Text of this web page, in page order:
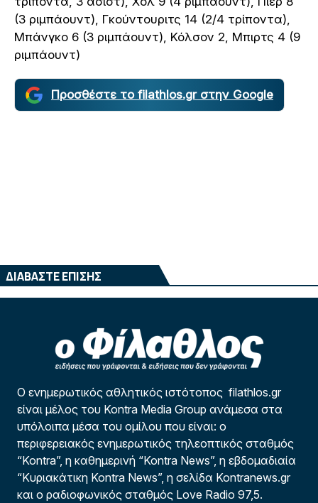
(3 ριμπάουντ), Γκούντουριτς 14 (2/4 τρίποντα),
Μπάνγκο 6 (3 ριμπάουντ), Κόλσον 2, Μπιρτς 4 (9
ριμπάουντ)
Προσθέστε το filathlos.gr στην Google
ΔΙΑΒΑΣΤΕ ΕΠΙΣΗΣ
Ο ενημερωτικός αθλητικός ιστότοπος filathlos.gr
είναι μέλος του Kontra Media Group ανάμεσα στα
υπόλοιπα μέσα του ομίλου που είναι: ο
περιφερειακός ενημερωτικός τηλεοπτικός σταθμός
“Kontra”, η καθημερινή “Kontra News”, η εβδομαδιαία
“Κυριακάτικη Kontra News”, η σελίδα Kontranews.gr
και ο ραδιοφωνικός σταθμός Love Radio 97,5.